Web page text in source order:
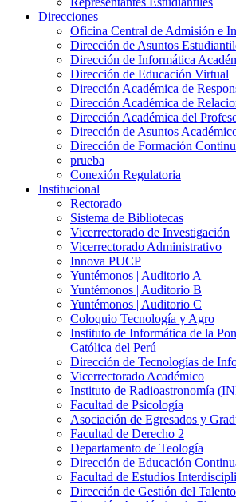
Direcciones
Oficina Central de Admisión e
Dirección de Asuntos
Dirección de Informática
Dirección de Educación Virtual
Dirección Académica de
Dirección Académica de
Dirección Académica del
Dirección de Asuntos
Dirección de Formación
prueba
Conexión Regulatoria
Institucional
Rectorado
Sistema de Bibliotecas
Vicerrectorado de Investigación
Vicerrectorado Administrativo
Innova PUCP
Yuntémonos | Auditorio A
Yuntémonos | Auditorio B
Yuntémonos | Auditorio C
Coloquio Tecnología y Agro
Instituto de Informática de la
Católica del Perú
Dirección de Tecnologías de
Vicerrectorado Académico
Instituto de Radioastronomía
Facultad de Psicología
Asociación de Egresados y
Facultad de Derecho 2
Departamento de Teología
Dirección de Educación
Facultad de Estudios
Dirección de Gestión del